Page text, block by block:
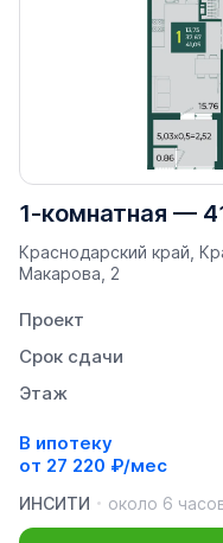
1-комнатная —
Краснодарский край,
Макарова, 2
Проект
Срок сдачи
Этаж
В ипотеку
от 27 220 ₽/мес
ИНСИТИ
около 6